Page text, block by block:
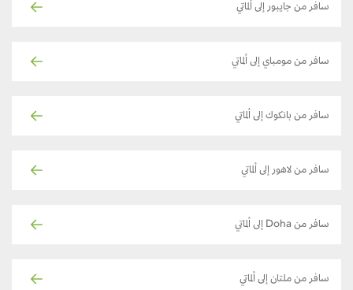
سافر من جايبور إلى ألماتي
سافر من مومباي إلى ألماتي
سافر من بانكوك إلى ألماتي
سافر من لاهور إلى ألماتي
سافر من Doha إلى ألماتي
سافر من ملتان إلى ألماتي